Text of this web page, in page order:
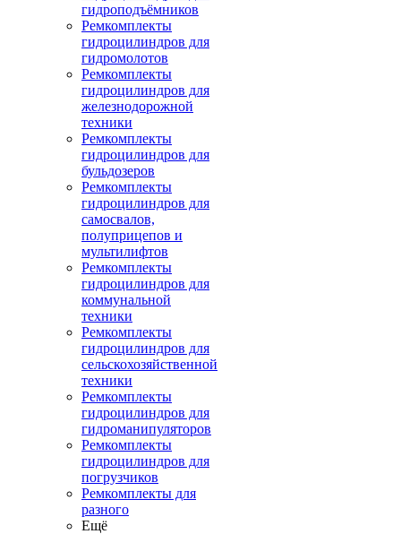
гидроподъёмников
Ремкомплекты
гидроцилиндров для
гидромолотов
Ремкомплекты
гидроцилиндров для
железнодорожной
техники
Ремкомплекты
гидроцилиндров для
бульдозеров
Ремкомплекты
гидроцилиндров для
самосвалов,
полуприцепов и
мультилифтов
Ремкомплекты
гидроцилиндров для
коммунальной
техники
Ремкомплекты
гидроцилиндров для
сельскохозяйственной
техники
Ремкомплекты
гидроцилиндров для
гидроманипуляторов
Ремкомплекты
гидроцилиндров для
погрузчиков
Ремкомплекты для
разного
Ещё